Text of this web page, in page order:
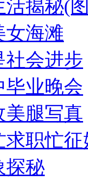
活揭秘(
女海滩
社会进步
毕业晚会
美腿写真
求职忙征
探秘